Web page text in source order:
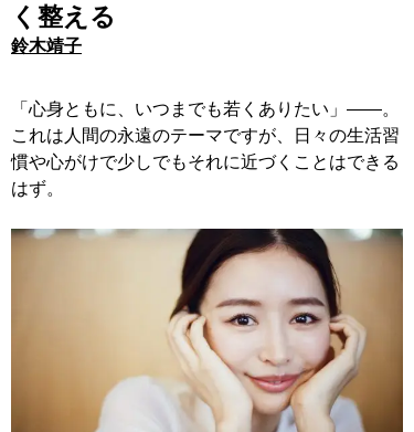
く整える
鈴木靖子
「心身ともに、いつまでも若くありたい」――。
これは人間の永遠のテーマですが、日々の生活習
慣や心がけで少しでもそれに近づくことはできる
はず。